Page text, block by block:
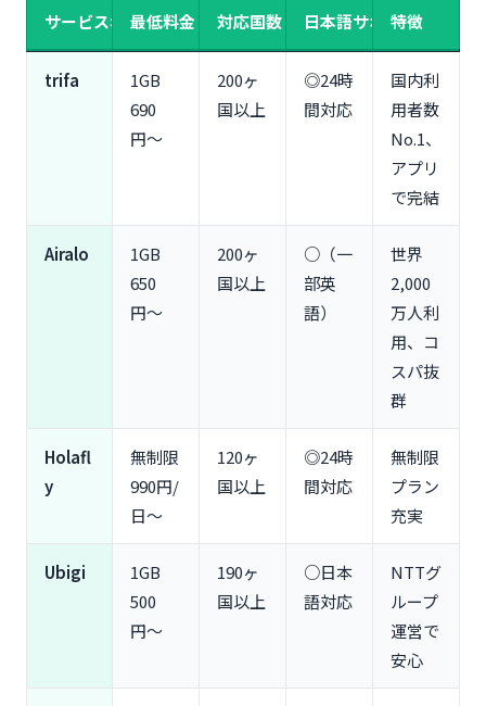
東南アジア周遊（2週間）：VOYAGEESIM 2,100円
【目的・旅行スタイル別】eSIMdbでの選び方
初心者・サポート重視派向け（trifa・eSIM square
コスパ重視・節約派向け（Airalo・Nomad推奨）
KKday推奨）
長期滞在・ノマドワーカー向け（ソラコムモバイ
ル・Glocal eSIM推奨）
eSIMdbで比較できる人気10サービスの特徴と料金
trifa：日本語24時間サポート・初心者に最適（1GB
Airalo：世界200カ国対応・コスパ抜群（1GB 650
円〜）
Holafly：無制限プランが充実（無制限 990円/
Nomad：会員登録不要で即購入可能（1GB 590
円〜）
eSIMdbを使うメリット・デメリット
メリット①：100社以上を一括比較で最安が見つか
サービス名 最低料金 対応国数 日本語サポート
特徴
trifa
1GB
690
円〜
200ヶ
国以上
◎24時
間対応
国内利
用者数
No.1、
アプリ
で完結
Airalo
1GB
650
円〜
200ヶ
国以上
○（一
部英
語）
世界
2,000
万人利
用、コ
スパ抜
群
Holafl
y
無制限
990円/
日〜
120ヶ
国以上
◎24時
間対応
無制限
プラン
充実
Ubigi
1GB
500
円〜
190ヶ
国以上
○日本
語対応
NTTグ
ループ
運営で
安心